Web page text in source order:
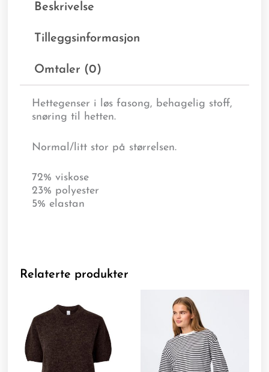
Beskrivelse
Tilleggsinformasjon
Omtaler (0)
Hettegenser i løs fasong, behagelig stoff,
snøring til hetten.
Normal/litt stor på størrelsen.
72% viskose
23% polyester
5% elastan
Relaterte produkter